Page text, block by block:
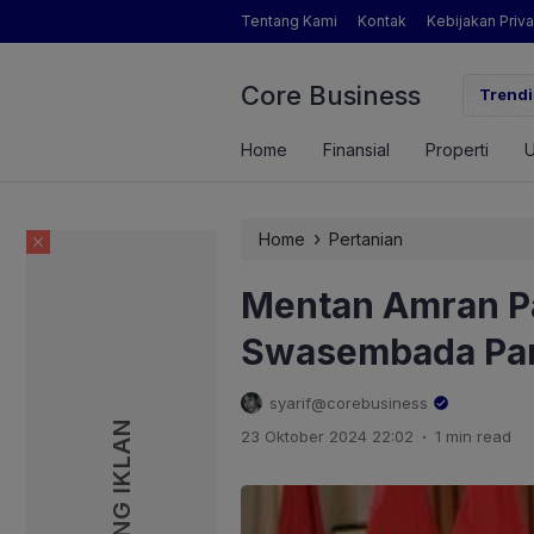
Tentang Kami Kontak Kebijakan
Core Business
Pertanian yang Dimaksud Mentan Amran?
Home Finansial Properti
Home › Pertanian
Mentan Amran
Swasembada
syarif@corebusiness
23 Oktober 2024 22:02 . 1 min read